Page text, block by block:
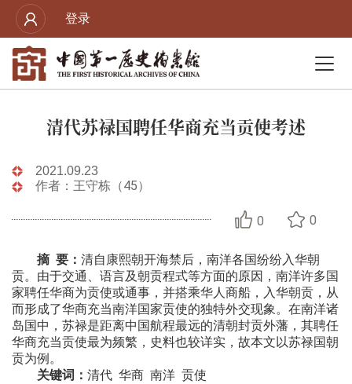
登录
清代苏禄国聘任华商充当贡使考述
2021.09.23
作者：王守栋（45）
0 0
摘 要： 清自康熙朝开海禁后，南洋各国纷纷入华朝
贡。由于交通、语言及朝贡程式等方面的原因，南洋许多国
家聘任华商为贡使或通事，并搭乘华人商船，入华朝贡，从
而形成了华商充当南洋国家贡使的独特外交现象。在南洋诸
岛国中，苏禄是距离中国航程最远的清朝封贡外藩，其聘任
华商充当贡使最为频繁，史料也较详实，故本文以苏禄国朝
贡为例。
关键词： 清代 华商 南洋 贡使